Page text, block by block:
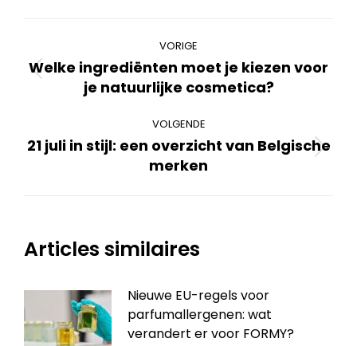
navigatie
VORIGE
Vorig
bericht
Welke ingrediënten moet je kiezen voor
je natuurlijke cosmetica?
VOLGENDE
Volgend
bericht
21 juli in stijl: een overzicht van Belgische
merken
Articles similaires
Nieuwe EU-regels voor
parfumallergenen: wat
verandert er voor FORMY?